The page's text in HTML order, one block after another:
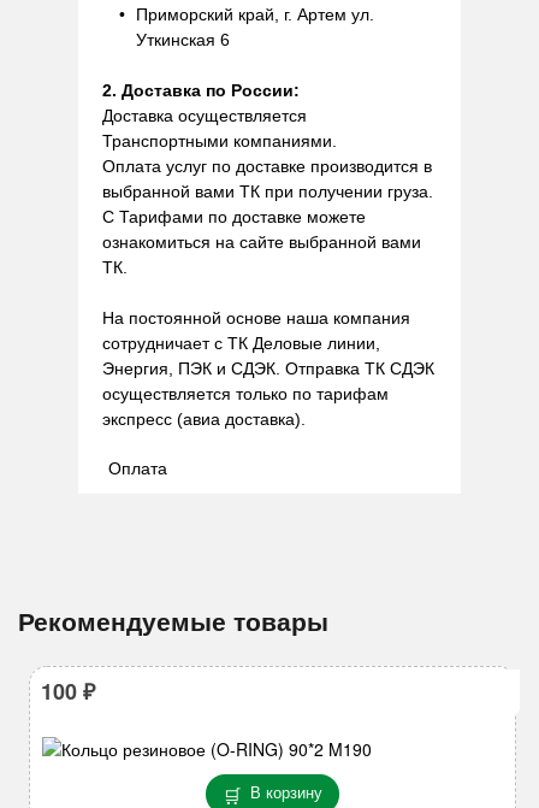
Приморский край, г. Артем ул.
Уткинская 6
2. Доставка по России:
Доставка осуществляется
Транспортными компаниями.
Оплата услуг по доставке производится в
выбранной вами ТК при получении груза.
С Тарифами по доставке можете
ознакомиться на сайте выбранной вами
ТК.
На постоянной основе наша компания
сотрудничает с ТК Деловые линии,
Энергия, ПЭК и СДЭК. Отправка ТК СДЭК
осуществляется только по тарифам
экспресс (авиа доставка).
Оплата
Рекомендуемые товары
В корзину
100₽